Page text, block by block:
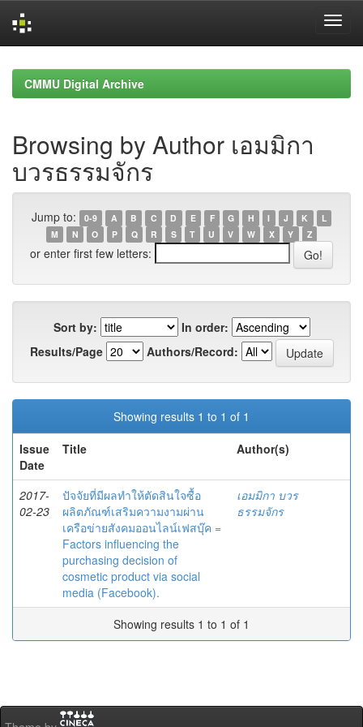
navigationCMMU Digital Archive
Browsing by Author เอมมิกา
บวรธรรมจักร
Jump to: 0-9 A B C D E F G H I J K
L
M
N O P Q R S T U V W X Y Z
or enter first few letters:
Sort by:
In order:
Results/Page
Authors/Record:
Showing results 1 to 1 of 1
Issue
Date
Title Author(s)
2017-
02-23
ปัจจัยที่มีผลทำให้ตัดสินใจซื้อ
ผลิตภัณฑ์เสริมความงามผ่าน
เครือข่ายสังคมออนไลน์เฟสบุ๊ค =
Factors influencing the
purchasing decision of
cosmetic product via social
media (Facebook).
เอมมิกา บวร
ธรรมจักร
Showing results 1 to 1 of 1